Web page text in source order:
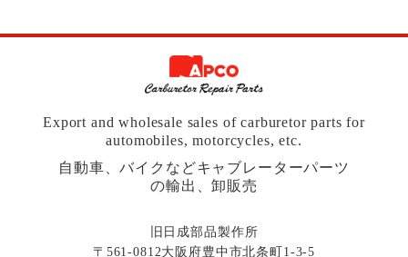
Export and wholesale sales of carburetor parts for
automobiles, motorcycles, etc.
自動車、バイクなどキャブレーターパーツ
の輸出、卸販売
旧日成部品製作所
〒561-0812大阪府豊中市北条町1-3-5